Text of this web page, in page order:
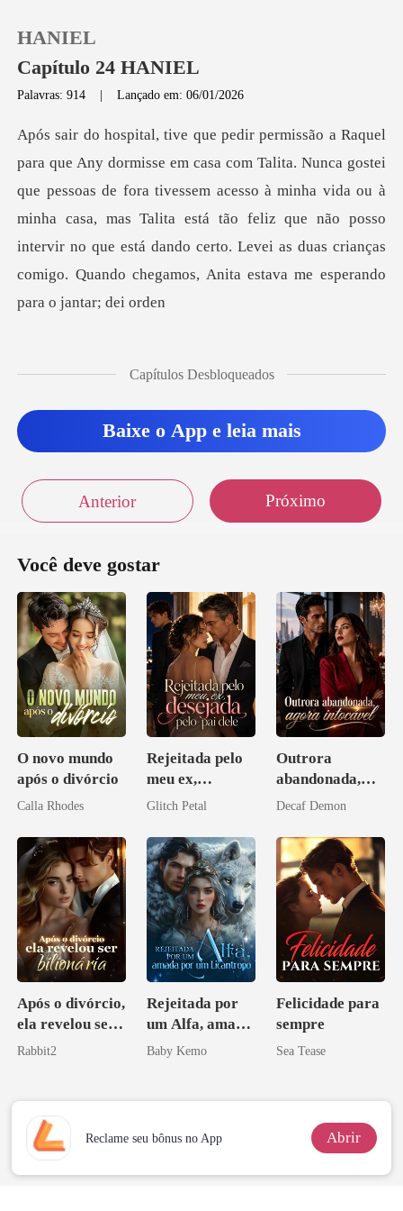
0
HANIEL
Capítulo 24 HANIEL
Palavras: 914 |Lançado em: 06/01/2026
pessoas de fora tivessem acesso à minha vida ou à
minha casa, mas Talita está tão feliz que não posso
intervir no qu
Capítulos Desbloqueados
Baixe o App e leia mais
Anterior Próximo
Você deve gostar
O novo mundo
após o divórcio
Calla Rhodes
Rejeitada pelo
meu ex,
desejada pelo
Glitch Petal
Outrora
abandonada,
agora intocável
Decaf Demon
Após o divórcio,
ela revelou ser
bilionária
Rabbit2
Rejeitada por
um Alfa, amada
por um
Baby Kemo
Felicidade para
sempre
Sea Tease
Reclame seu bônus no App Abrir